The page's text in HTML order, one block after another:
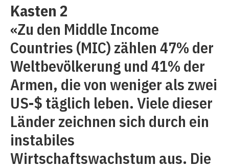
Kasten 2
«Zu den Middle Income
Countries (MIC) zählen 47% der
Weltbevölkerung und 41% der
Armen, die von weniger als zwei
US-$ täglich leben. Viele dieser
Länder zeichnen sich durch ein
instabiles
Wirtschaftswachstum aus. Die